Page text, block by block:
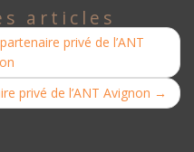
articles
privé de l’ANT
privé de l’ANT Avignon →